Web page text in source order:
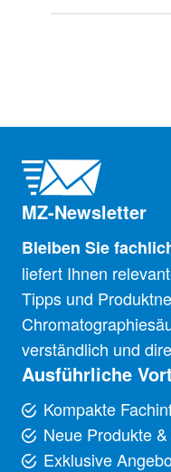
MZ-Newsletter
Bleiben Sie
liefert Ihnen
Tipps und
verständlich und
Ausführliche
Kompakte
Neue Produkte
Exklusive